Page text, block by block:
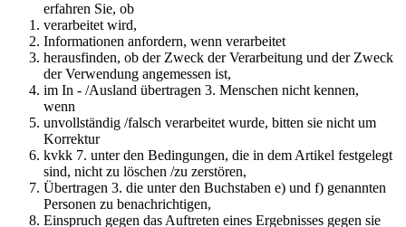
erfahren Sie, ob
verarbeitet wird,
Informationen anfordern, wenn verarbeitet
herausfinden, ob der Zweck der Verarbeitung und der Zweck
der Verwendung angemessen ist,
im In - /Ausland übertragen 3. Menschen nicht kennen,
wenn
unvollständig /falsch verarbeitet wurde, bitten sie nicht um
Korrektur
kvkk 7. unter den Bedingungen, die in dem Artikel festgelegt
sind, nicht zu löschen /zu zerstören,
Übertragen 3. die unter den Buchstaben e) und f) genannten
Personen zu benachrichtigen,
Einspruch gegen das Auftreten eines Ergebnisses gegen sie